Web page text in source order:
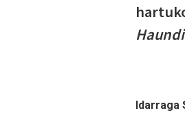
Haundi